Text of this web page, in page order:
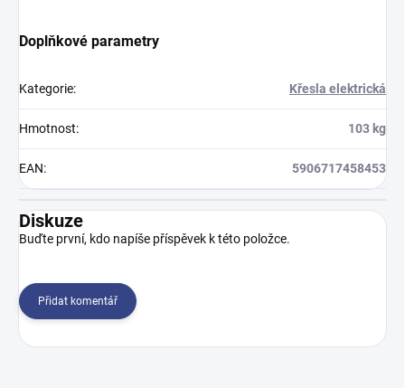
Doplňkové parametry
Kategorie: Křesla elektrická
Hmotnost: 103 kg
EAN: 5906717458453
Diskuze
Buďte první, kdo napíše příspěvek k této položce.
Přidat komentář